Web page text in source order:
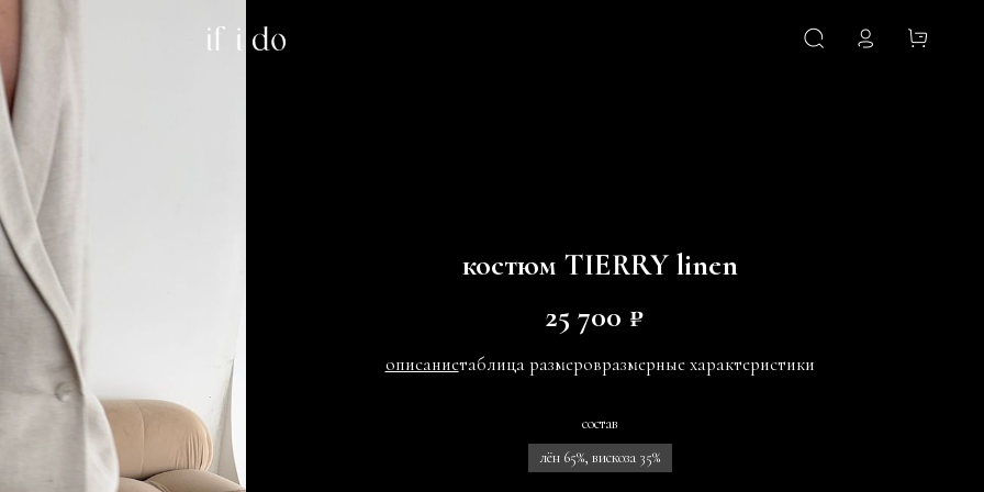
костюм TIERRY linen
25 700 ₽
состав
лён 65%, вискоза 35%
описаниетаблица размеровразмерные характеристики